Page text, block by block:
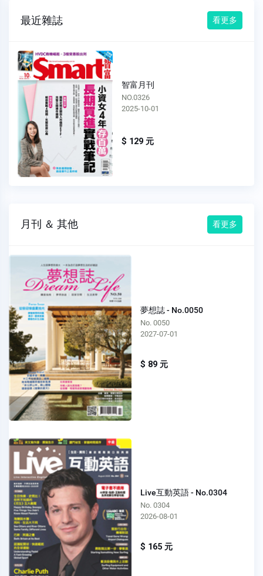
最近雜誌 看更多
智富月刊
NO.0326
2025-10-01
$ 129 元
月刊 ＆ 其他 看更多
夢想誌 - No.0050
No. 0050
2027-07-01
$ 89 元
Live互動英語 - No.0304
No. 0304
2026-08-01
$ 165 元